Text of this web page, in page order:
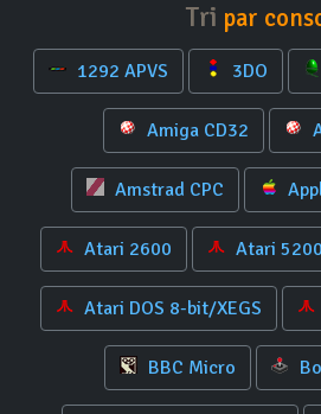
Tri par
1292 APVS 3DO
Amiga CD32
Amstrad CPC
Atari 2600 Atari 5200
Atari DOS 8-bit/XEGS
BBC Micro